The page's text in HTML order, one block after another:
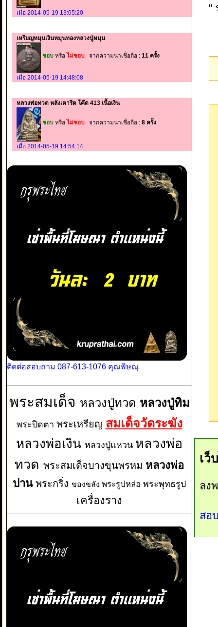
เมื่อ 2014-05-19 13:05:20
เหรียญหมุนเงินหมุนทองหลวงปู่หมุน
ชอบ หรือ ไม่ชอบ จากความน่าเชื่อถือ : 11 ครั้ง
เมื่อ 2014-05-19 14:48:08
หลวงพ่อทวด หลังเตารีด โค๊ด 413 เนื้อเงิน
ชอบ หรือ ไม่ชอบ จากความน่าเชื่อถือ : 8 ครั้ง
เมื่อ 2014-05-19 14:54:14
ติดต่อสอบถาม 087-613-1076 คุณพิษณุ
พระสมเด็จ หลวงปู่ทวด หลวงปู่ทิม
พระปิดตา พระเหรียญ สมเด็จวัดระฆัง
หลวงพ่อเงิน หลวงปู่แหวน หลวงพ่อ
ทวด พระสมเด็จบางขุนพรหม หลวงพ่อ
ปาน พระกริ่ง ของขลัง พระรูปหล่อ พระพุทธรูป
เครื่องราง
"
เว็
ลง
สอ